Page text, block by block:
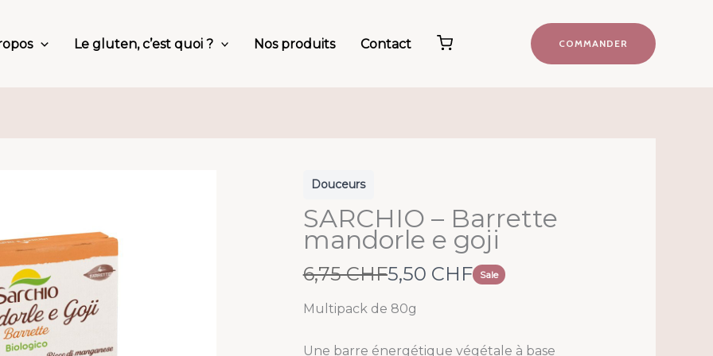
Le gluten, c’est quoi ? Nos produits Contact COMMANDER
Douceurs
SARCHIO – Barrette
mandorle e goji
W
a
6,75 CHFN
o
5,50 CHF Sale
Multipack de 80g
Une barre énergétique végétale à base